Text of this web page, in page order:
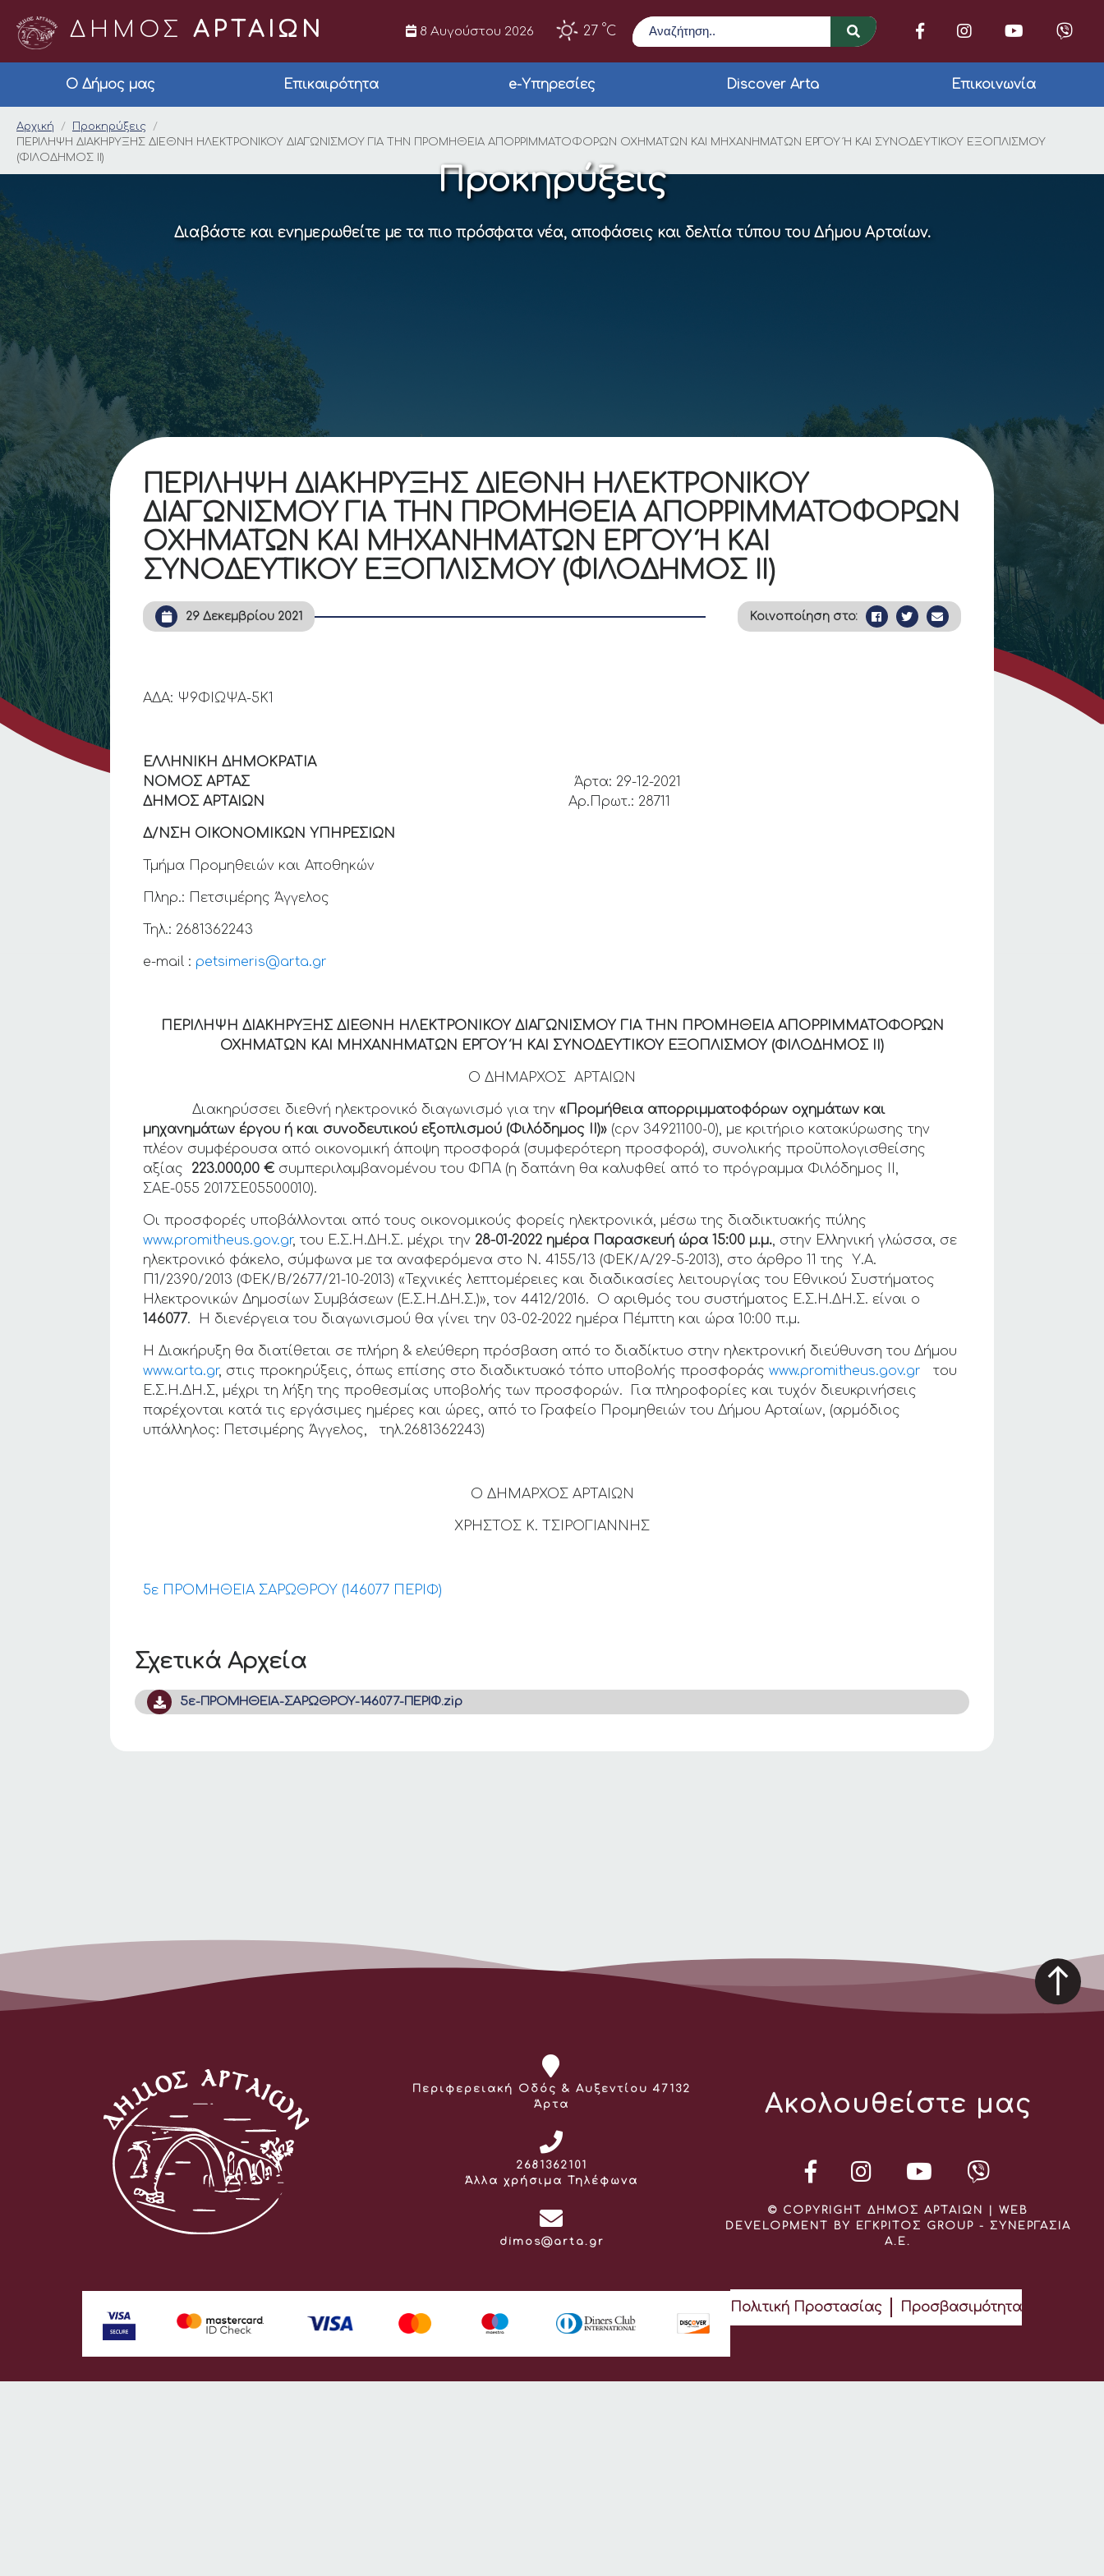
ΔΗΜΟΣ ΑΡΤΑΙΩΝ 8 Αυγούστου 2026 27 °C
Αναζήτηση
Ο Δήμος μας Επικαιρότητα e-Υπηρεσίες Discover Arta Επικοινωνία
ΠΕΡΙΛΗΨΗ ΔΙΑΚΗΡΥΞΗΣ ΔΙΕΘΝΗ ΗΛΕΚΤΡΟΝΙΚΟΥ
Αρχική
Προκηρύξεις
ΠΕΡΙΛΗΨΗ ΔΙΑΚΗΡΥΞΗΣ ΔΙΕΘΝΗ ΗΛΕΚΤΡΟΝΙΚΟΥ ΔΙΑΓΩΝΙΣΜΟΥ ΓΙΑ ΤΗΝ ΠΡΟΜΗΘΕΙΑ ΑΠΟΡΡΙΜΜΑΤΟΦΟΡΩΝ ΟΧΗΜΑΤΩΝ ΚΑΙ ΜΗΧΑΝΗΜΑΤΩΝ ΕΡΓΟΥ Ή ΚΑΙ ΣΥΝΟΔΕΥΤΙΚΟΥ ΕΞΟΠΛΙΣΜΟΥ
(ΦΙΛΟΔΗΜΟΣ ΙΙ)
Προκηρύξεις
Διαβάστε και ενημερωθείτε με τα πιο πρόσφατα νέα, αποφάσεις και δελτία τύπου του Δήμου Αρταίων.
Σχετικά Αρχεία
5ε-ΠΡΟΜΗΘΕΙΑ-ΣΑΡΩΘΡΟΥ-146077-ΠΕΡΙΦ.zip
ΠΕΡΙΛΗΨΗ ΔΙΑΚΗΡΥΞΗΣ ΔΙΕΘΝΗ ΗΛΕΚΤΡΟΝΙΚΟΥ
ΔΙΑΓΩΝΙΣΜΟΥ ΓΙΑ ΤΗΝ ΠΡΟΜΗΘΕΙΑ ΑΠΟΡΡΙΜΜΑΤΟΦΟΡΩΝ
ΟΧΗΜΑΤΩΝ ΚΑΙ ΜΗΧΑΝΗΜΑΤΩΝ ΕΡΓΟΥ Ή ΚΑΙ
ΣΥΝΟΔΕΥΤΙΚΟΥ ΕΞΟΠΛΙΣΜΟΥ (ΦΙΛΟΔΗΜΟΣ ΙΙ)
29 Δεκεμβρίου 2021 Κοινοποίηση στο:
ΑΔΑ: Ψ9ΦΙΩΨΑ-5Κ1
ΕΛΛΗΝΙΚΗ ΔΗΜΟΚΡΑΤΙΑ
ΝΟΜΟΣ ΑΡΤΑΣΆρτα: 29-12-2021
ΔΗΜΟΣ ΑΡΤΑΙΩΝΑρ.Πρωτ.: 28711
Δ/ΝΣΗ ΟΙΚΟΝΟΜΙΚΩΝ ΥΠΗΡΕΣΙΩΝ
Τμήμα Προμηθειών και Αποθηκών
Πληρ.: Πετσιμέρης Άγγελος
Τηλ.: 2681362243
e-mail : petsimeris@arta.gr
ΠΕΡΙΛΗΨΗ ΔΙΑΚΗΡΥΞΗΣ ΔΙΕΘΝΗ ΗΛΕΚΤΡΟΝΙΚΟΥ ΔΙΑΓΩΝΙΣΜΟΥ ΓΙΑ ΤΗΝ ΠΡΟΜΗΘΕΙΑ ΑΠΟΡΡΙΜΜΑΤΟΦΟΡΩΝ
ΟΧΗΜΑΤΩΝ ΚΑΙ ΜΗΧΑΝΗΜΑΤΩΝ ΕΡΓΟΥ Ή ΚΑΙ ΣΥΝΟΔΕΥΤΙΚΟΥ ΕΞΟΠΛΙΣΜΟΥ (ΦΙΛΟΔΗΜΟΣ ΙΙ)
Ο ΔΗΜΑΡΧΟΣ ΑΡΤΑΙΩΝ
Διακηρύσσει διεθνή ηλεκτρονικό διαγωνισμό για την«Προμήθεια απορριμματοφόρων οχημάτων και
μηχανημάτων έργου ή και συνοδευτικού εξοπλισμού (Φιλόδημος ΙΙ)» (cpv 34921100-0), με κριτήριο κατακύρωσης την
πλέον συμφέρουσα από οικονομική άποψη προσφορά (συμφερότερη προσφορά), συνολικής προϋπολογισθείσης
αξίας 223.000,00 € συμπεριλαμβανομένου του ΦΠΑ (η δαπάνη θα καλυφθεί από το πρόγραμμα Φιλόδημος ΙΙ,
ΣΑΕ-055 2017ΣΕ05500010).
Οι προσφορές υποβάλλονται από τους οικονομικούς φορείς ηλεκτρονικά, μέσω της διαδικτυακής πύλης
www.promitheus.gov.gr, του Ε.Σ.Η.ΔΗ.Σ. μέχρι την 28-01-2022 ημέρα Παρασκευή ώρα 15:00 μ.μ., στην Ελληνική γλώσσα, σε
ηλεκτρονικό φάκελο, σύμφωνα με τα αναφερόμενα στο Ν. 4155/13 (ΦΕΚ/Α/29-5-2013), στο άρθρο 11 της Υ.Α.
Π1/2390/2013 (ΦΕΚ/Β/2677/21-10-2013) «Τεχνικές λεπτομέρειες και διαδικασίες λειτουργίας του Εθνικού Συστήματος
Ηλεκτρονικών Δημοσίων Συμβάσεων (Ε.Σ.Η.ΔΗ.Σ.)», τον 4412/2016. Ο αριθμός του συστήματος Ε.Σ.Η.ΔΗ.Σ. είναι ο
146077. Η διενέργεια του διαγωνισμού θα γίνει την 03-02-2022 ημέρα Πέμπτη και ώρα 10:00 π.μ.
Η Διακήρυξη θα διατίθεται σε πλήρη & ελεύθερη πρόσβαση από το διαδίκτυο στην ηλεκτρονική διεύθυνση του Δήμου
www.arta.gr, στις προκηρύξεις, όπως επίσης στο διαδικτυακό τόπο υποβολής προσφοράςwww.promitheus.gov.gr του
Ε.Σ.Η.ΔΗ.Σ, μέχρι τη λήξη της προθεσμίας υποβολής των προσφορών. Για πληροφορίες και τυχόν διευκρινήσεις
παρέχονται κατά τις εργάσιμες ημέρες και ώρες, από το Γραφείο Προμηθειών του Δήμου Αρταίων, (αρμόδιος
υπάλληλος: Πετσιμέρης Άγγελος, τηλ.2681362243)
Ο ΔΗΜΑΡΧΟΣ ΑΡΤΑΙΩΝ
ΧΡΗΣΤΟΣ Κ. ΤΣΙΡΟΓΙΑΝΝΗΣ
5ε ΠΡΟΜΗΘΕΙΑ ΣΑΡΩΘΡΟΥ (146077 ΠΕΡΙΦ)
Διεύθυνση:
Περιφερειακή Οδός & Αυξεντίου 47132
Άρτα
Τηλέφωνο:
2681362101
Άλλα χρήσιμα Τηλέφωνα
Email:
dimos@arta.gr
Ακολουθείστε μας
© COPYRIGHT ΔΗΜΟΣ ΑΡΤΑΙΩΝ | WEB
DEVELOPMENT BY ΕΓΚΡΙΤΟΣ GROUP - ΣΥΝΕΡΓΑΣΙΑ
Α.Ε.
Πολιτική Προστασίας Προσβασιμότητα